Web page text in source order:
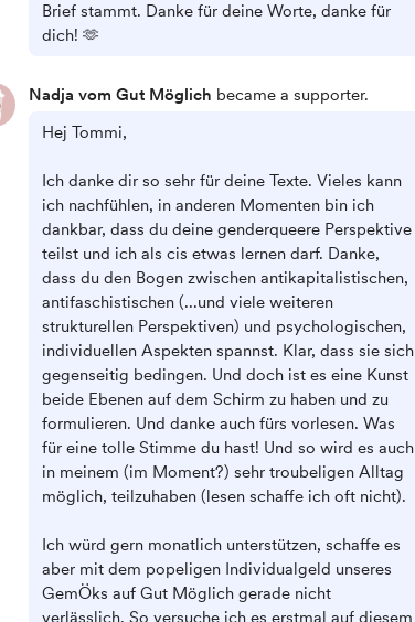
Brief stammt. Danke für deine Worte, danke für
dich! 🫶
Nadja vom Gut Möglich became a supporter.
Hej Tommi,
Ich danke dir so sehr für deine Texte. Vieles kann
ich nachfühlen, in anderen Momenten bin ich
dankbar, dass du deine genderqueere Perspektive
teilst und ich als cis etwas lernen darf. Danke,
dass du den Bogen zwischen antikapitalistischen,
antifaschistischen (...und viele weiteren
strukturellen Perspektiven) und psychologischen,
individuellen Aspekten spannst. Klar, dass sie sich
gegenseitig bedingen. Und doch ist es eine Kunst
beide Ebenen auf dem Schirm zu haben und zu
formulieren. Und danke auch fürs vorlesen. Was
für eine tolle Stimme du hast! Und so wird es auch
in meinem (im Moment?) sehr troubeligen Alltag
möglich, teilzuhaben (lesen schaffe ich oft nicht).
Ich würd gern monatlich unterstützen, schaffe es
aber mit dem popeligen Individualgeld unseres
GemÖks auf Gut Möglich gerade nicht
verlässlich. So versuche ich es erstmal auf diesem